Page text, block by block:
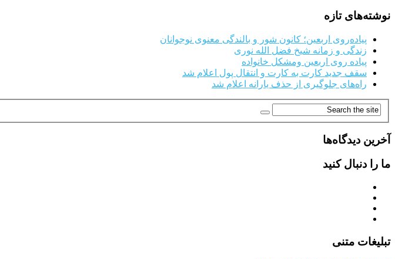
نوشته‌های تازه
پیاده‌روی اربعین؛ کانون شور و بالندگی معنوی نوجوانان
زندگی و زمانه شیخ فضل الله نوری
پیاده روی اربعین ومشکل خانواده
سقف جدید کارت به کارت و انتقال پول اعلام شد
راه‌های جلوگیری از حذف یارانه اعلام شد
آخرین دیدگاه‌ها
ما را دنبال کنید
تبلیغات متنی